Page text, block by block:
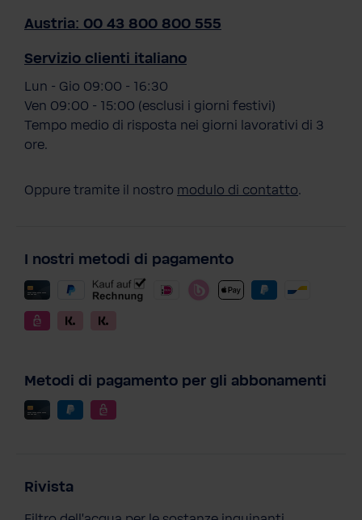
Austria: 00 43 800 800 555
Servizio clienti italiano
Lun - Gio 09:00 - 16:30
Ven 09:00 - 15:00 (esclusi i giorni festivi)
Tempo medio di risposta nei giorni lavorativi di 3
ore.
Oppure tramite il nostro modulo di contatto.
I nostri metodi di pagamento
Metodi di pagamento per gli abbonamenti
Rivista